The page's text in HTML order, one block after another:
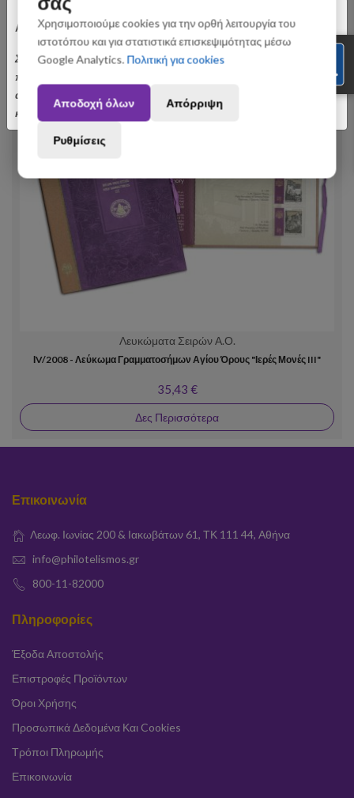
Αγαπητοί Πελάτες
Σας ενημερώνουμε ότι οι παραγγελίες που θα
πραγματοποιηθούν από 3 έως 31 Αυγούστου ενδέχεται να
αποσταλούν με σχετική καθυστέρηση. Ευχαριστούμε για την
κατανόηση.
Λευκώματα Σειρών Α.Ο.
ΙV/2008 - Λεύκωμα Γραμματοσήμων Αγίου Όρους "Ιερές Μονές III"
35,43 €
Δες Περισσότερα
Επικοινωνία
Λεωφ. Ιωνίας 200 & Ιακωβάτων 61, ΤΚ 111 44, Αθήνα
info@philotelismos.gr
800-11-82000
Πληροφορίες
Έξοδα Αποστολής
Επιστροφές Προϊόντων
Όροι Χρήσης
Προσωπικά Δεδομένα Και Cookies
Τρόποι Πληρωμής
Επικοινωνία
Χρησιμοποιούμε cookies για την ορθή λειτουργία του
ιστοτόπου και για στατιστικά επισκεψιμότητας μέσω
Google Analytics. Πολιτική για cookies
Αποδοχή όλων Απόρριψη
Ρυθμίσεις